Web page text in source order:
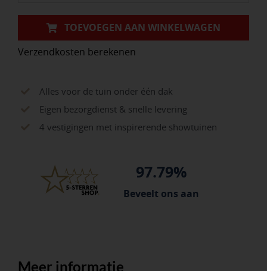
met
markeerpunt
en
aantal
TOEVOEGEN AAN WINKELWAGEN
Verzendkosten berekenen
Alles voor de tuin onder één dak
Eigen bezorgdienst & snelle levering
4 vestigingen met inspirerende showtuinen
97.79%
Beveelt ons aan
Meer informatie